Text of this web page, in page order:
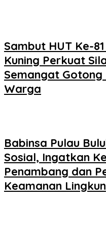
Sambut HUT Ke-
Kuning Perkuat
Semangat
Warga
Babinsa Pulau
Sosial, Ingatkan
Penambang dan
Keamanan